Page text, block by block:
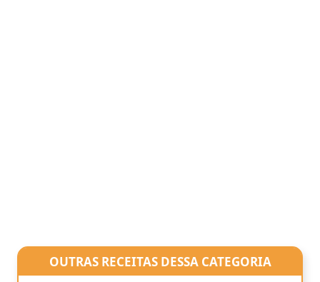
OUTRAS RECEITAS DESSA CATEGORIA